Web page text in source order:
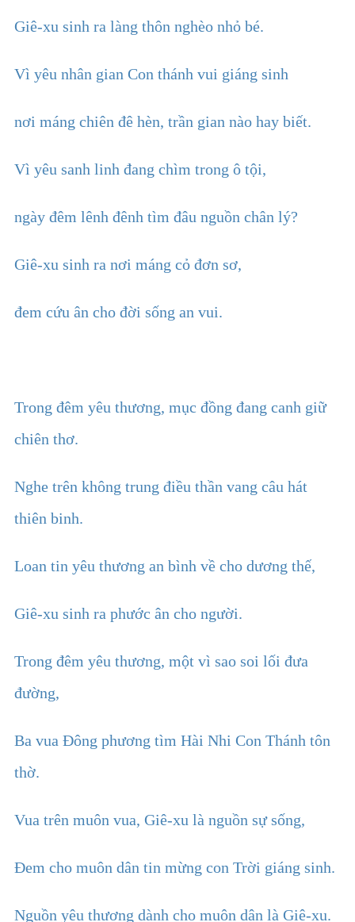
Giê-xu sinh ra làng thôn nghèo nhỏ bé.
Vì yêu nhân gian Con thánh vui giáng sinh
nơi máng chiên đê hèn, trần gian nào hay biết.
Vì yêu sanh linh đang chìm trong ô tội,
ngày đêm lênh đênh tìm đâu nguồn chân lý?
Giê-xu sinh ra nơi máng cỏ đơn sơ,
đem cứu ân cho đời sống an vui.
Trong đêm yêu thương, mục đồng đang canh giữ
chiên thơ.
Nghe trên không trung điều thần vang câu hát
thiên binh.
Loan tin yêu thương an bình về cho dương thế,
Giê-xu sinh ra phước ân cho người.
Trong đêm yêu thương, một vì sao soi lối đưa
đường,
Ba vua Đông phương tìm Hài Nhi Con Thánh tôn
thờ.
Vua trên muôn vua, Giê-xu là nguồn sự sống,
Đem cho muôn dân tin mừng con Trời giáng sinh.
Nguồn yêu thương dành cho muôn dân là Giê-xu.